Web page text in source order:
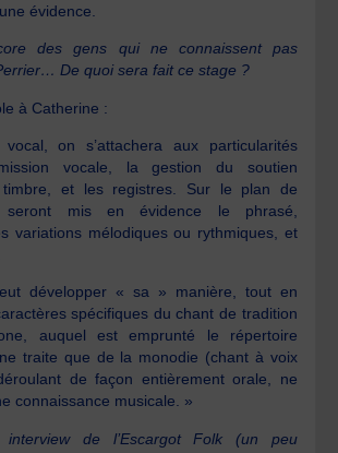
évidence.
des gens qui ne connaissent pas
De quoi sera fait ce stage ?
à Catherine :
on s’attachera aux particularités
vocale, la gestion du soutien
timbre, et les registres. Sur le plan de
seront mis en évidence le phrasé,
variations mélodiques ou rythmiques, et
développer « sa » manière, tout en
spécifiques du chant de tradition
auquel est emprunté le répertoire
traite que de la monodie (chant à voix
de façon entièrement orale, ne
connaissance musicale. »
interview de l’Escargot Folk (un peu